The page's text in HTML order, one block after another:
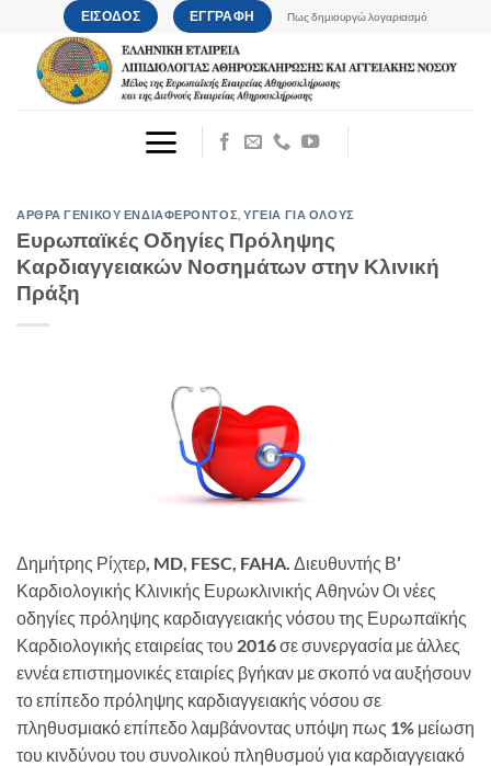
Μετάβαση
περιεχόμενο
ΕΙΣΟΔΟΣ ΕΓΓΡΑΦΗ Πως δημιουργώ λογαριασμό
ΑΡΘΡΑ ΓΕΝΙΚΟΥ ΕΝΔΙΑΦΕΡΟΝΤΟΣ ,ΥΓΕΙΑ ΓΙΑ ΟΛΟΥΣ
Ευρωπαϊκές Οδηγίες Πρόληψης
Καρδιαγγειακών Νοσημάτων στην Κλινική
Πράξη
Δημήτρης Ρίχτερ, MD, FESC, FAHA. Διευθυντής Β’
Καρδιολογικής Κλινικής Ευρωκλινικής Αθηνών Οι νέες
οδηγίες πρόληψης καρδιαγγειακής νόσου της Ευρωπαϊκής
Καρδιολογικής εταιρείας του 2016 σε συνεργασία με άλλες
εννέα επιστημονικές εταιρίες βγήκαν με σκοπό να αυξήσουν
το επίπεδο πρόληψης καρδιαγγειακής νόσου σε
πληθυσμιακό επίπεδο λαμβάνοντας υπόψη πως 1% μείωση
του κινδύνου του συνολικού πληθυσμού για καρδιαγγειακό